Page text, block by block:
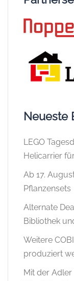
Neueste
LEGO
Helicarrier
Ab 17.
Pflanzensets
Alternate
Bibliothek
Weitere
produziert
Mit der